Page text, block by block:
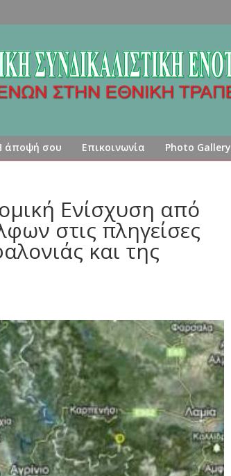
άποψή σου Επικοινωνία Photo Gallery
Ενίσχυση από
στις πληγείσες
και της